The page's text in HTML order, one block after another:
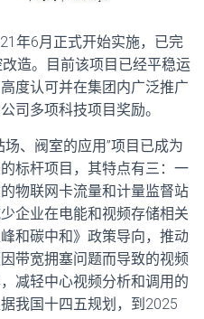
年6月正式开始实施，已完
造。目前该项目已经平稳运
度认可并在集团内广泛推广
司多项科技项目奖励。
、阀室的应用”项目已成为
标杆项目，其特点有三：一
物联网卡流量和计量监督站
企业在电能和视频存储相关
和碳中和》政策导向，推动
带宽拥塞问题而导致的视频
减轻中心视频分析和调用的
我国十四五规划，到2025